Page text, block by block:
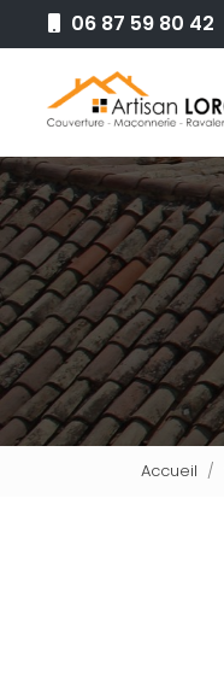
principal
06 87 59 80 42
Accueil